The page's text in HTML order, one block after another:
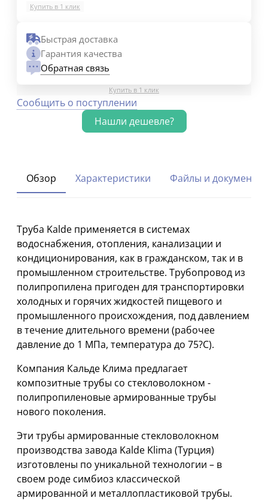
Купить в 1 клик
Быстрая доставка
Гарантия качества
Обратная связь
Купить в 1 клик
Сообщить о поступлении
Обзор Характеристики Файлы и документы
Труба Kalde применяется в системах
водоснабжения, отопления, канализации и
кондиционирования, как в гражданском, так и в
промышленном строительстве. Трубопровод из
полипропилена пригоден для транспортировки
холодных и горячих жидкостей пищевого и
промышленного происхождения, под давлением
в течение длительного времени (рабочее
давление до 1 МПа, температура до 75?С).
Компания Кальде Клима предлагает
композитные трубы со стекловолокном -
полипропиленовые армированные трубы
нового поколения.
Эти трубы армированные стекловолокном
производства завода Kalde Klima (Турция)
изготовлены по уникальной технологии – в
своем роде симбиоз классической
армированной и металлопластиковой трубы.